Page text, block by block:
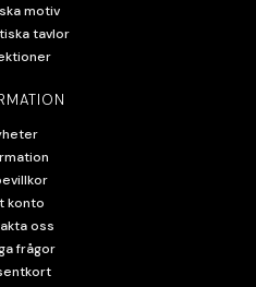
motiv
tavlor
konto
oss
frågor